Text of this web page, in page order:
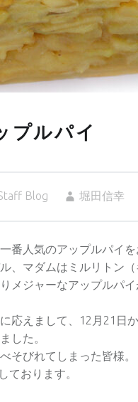
プルパイ
Blog 堀田信幸
番人気のアップルパイを
、マダムはミルリトン
メジャーなアップルパイ
応えまして、12月21日
した。
そびれてしまった皆様。
ております。